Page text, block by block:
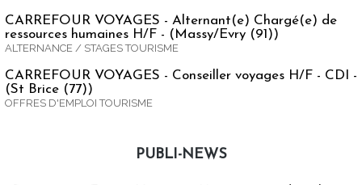
CARREFOUR VOYAGES - Alternant(e) Chargé(e) de
ressources humaines H/F - (Massy/Evry (91))
ALTERNANCE / STAGES TOURISME
CARREFOUR VOYAGES - Conseiller voyages H/F - CDI -
(St Brice (77))
OFFRES D'EMPLOI TOURISME
PUBLI-NEWS